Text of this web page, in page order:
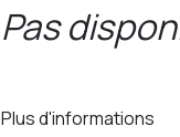
Pas
Plus d'informations